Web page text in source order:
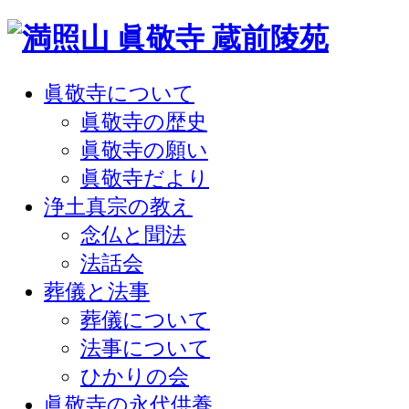
眞敬寺について
眞敬寺の歴史
眞敬寺の願い
眞敬寺だより
浄土真宗の教え
念仏と聞法
法話会
葬儀と法事
葬儀について
法事について
ひかりの会